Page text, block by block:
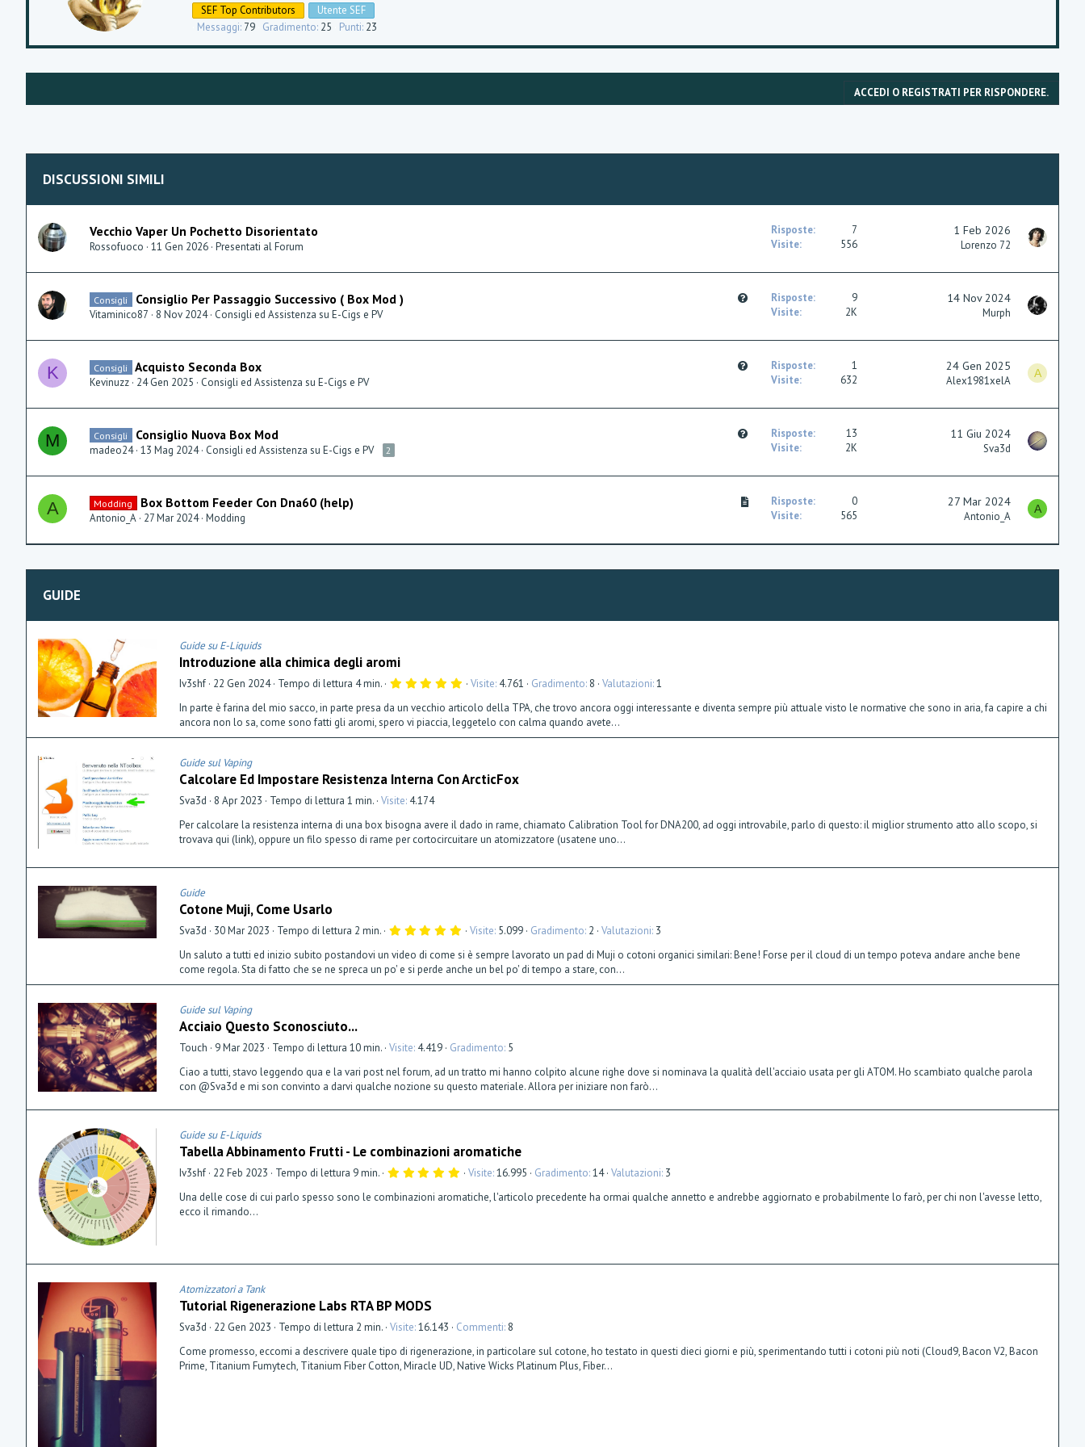
t
n
y
SEF Top Contributors
Utente SEF
Messaggi 79 Gradimento 25 Punti 23
ACCEDI O REGISTRATI PER RISPONDERE.
DISCUSSIONI SIMILI
Vecchio Vaper Un Pochetto Disorientato
Rossofuoco 11 Gen 2026 Presentati al Forum
Risposte
7
Visite
556
1 Feb 2026
Lorenzo 72
s
Consigli Consiglio Per Passaggio Successivo ( Box Mod )
Vitaminico87 8 Nov 2024 Consigli ed Assistenza su E-Cigs e PV
Risposte
9
Visite
2K
14 Nov 2024
Murph
K
s
Consigli Acquisto Seconda Box
Kevinuzz 24 Gen 2025 Consigli ed Assistenza su E-Cigs e PV
Risposte
1
Visite
632
24 Gen 2025
Alex1981xelA
A
M
s
i
Consigli Consiglio Nuova Box Mod
madeo24 13 Mag 2024 Consigli ed Assistenza su E-Cigs e PV 2
Risposte
13
Visite
2K
11 Giu 2024
Sva3d
A
A
i
Modding Box Bottom Feeder Con Dna60 (help)
Antonio_A 27 Mar 2024 Modding
Risposte
0
Visite
565
27 Mar 2024
Antonio_A
A
GUIDE
Guide su E-Liquids
Introduzione alla chimica degli aromi
Iv3shf 22 Gen 2024 Tempo di lettura 4 min. 5
0
0
s
t
a
(
Visite 4.761 Gradimento 8 Valutazioni 1
In parte è farina del mio sacco, in parte presa da un vecchio articolo della TPA, che trovo ancora oggi interessante e diventa sempre più attuale visto le normative che sono in aria, fa capire a chi
ancora non lo sa, come sono fatti gli aromi, spero vi piaccia, leggetelo con calma quando avete...
Guide sul Vaping
Calcolare Ed Impostare Resistenza Interna Con ArcticFox
Sva3d 8 Apr 2023 Tempo di lettura 1 min. Visite 4.174
Per calcolare la resistenza interna di una box bisogna avere il dado in rame, chiamato Calibration Tool for DNA200, ad oggi introvabile, parlo di questo: il miglior strumento atto allo scopo, si
trovava qui (link), oppure un filo spesso di rame per cortocircuitare un atomizzatore (usatene uno...
Guide
Cotone Muji, Come Usarlo
Sva3d 30 Mar 2023 Tempo di lettura 2 min. 5
0
0
s
t
e
)
Visite 5.099 Gradimento 2 Valutazioni 3
Un saluto a tutti ed inizio subito postandovi un video di come si è sempre lavorato un pad di Muji o cotoni organici similari: Bene! Forse per il cloud di un tempo poteva andare anche bene
come regola. Sta di fatto che se ne spreca un po' e si perde anche un bel po' di tempo a stare, con...
Guide sul Vaping
Acciaio Questo Sconosciuto...
Touch 9 Mar 2023 Tempo di lettura 10 min. Visite 4.419 Gradimento 5
Ciao a tutti, stavo leggendo qua e la vari post nel forum, ad un tratto mi hanno colpito alcune righe dove si nominava la qualità dell'acciaio usata per gli ATOM. Ho scambiato qualche parola
con @Sva3d e mi son convinto a darvi qualche nozione su questo materiale. Allora per iniziare non farò...
Guide su E-Liquids
Tabella Abbinamento Frutti - Le combinazioni aromatiche
Iv3shf 22 Feb 2023 Tempo di lettura 9 min. 5
0
0
a
Visite 16.995 Gradimento 14 Valutazioni 3
Una delle cose di cui parlo spesso sono le combinazioni aromatiche, l'articolo precedente ha ormai qualche annetto e andrebbe aggiornato e probabilmente lo farò, per chi non l'avesse letto,
ecco il rimando...
Atomizzatori a Tank
Tutorial Rigenerazione Labs RTA BP MODS
Sva3d 22 Gen 2023 Tempo di lettura 2 min. Visite 16.143 Commenti 8
Come promesso, eccomi a descrivere quale tipo di rigenerazione, in particolare sul cotone, ho testato in questi dieci giorni e più, sperimentando tutti i cotoni più noti (Cloud9, Bacon V2, Bacon
Prime, Titanium Fumytech, Titanium Fiber Cotton, Miracle UD, Native Wicks Platinum Plus, Fiber...